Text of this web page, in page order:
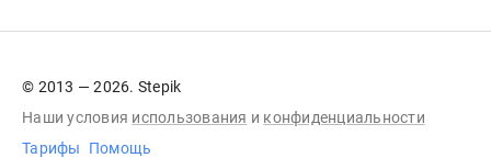
© 2013 — 2026. Stepik
Наши условия использования и конфиденциальности
Тарифы
Помощь